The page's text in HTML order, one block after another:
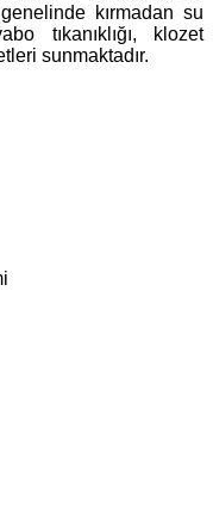
kırmadan su
tıkanıklığı, klozet
sunmaktadır.